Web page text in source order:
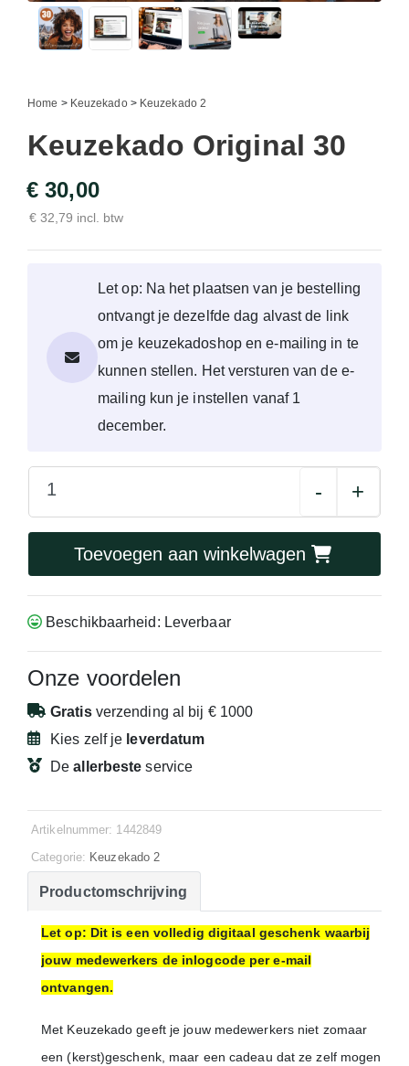
Home > Keuzekado> Keuzekado 2
Keuzekado Original 30
€ 30,00
€ 32,79 incl. btw
Let op: Na het plaatsen van je bestelling
ontvangt je dezelfde dag alvast de link
om je keuzekadoshop en e-mailing in te
kunnen stellen. Het versturen van de e-
mailing kun je instellen vanaf 1
december.
- +
Toevoegen aan winkelwagen
Beschikbaarheid: Leverbaar
Onze voordelen
Gratisverzending al bij € 1000
Kies zelf je leverdatum
Deallerbeste service
Artikelnummer: 1442849
Categorie: Keuzekado 2
Productomschrijving
Let op: Dit is een volledig digitaal geschenk waarbij
jouw medewerkers de inlogcode per e-mail
ontvangen.
Met Keuzekado geeft je jouw medewerkers niet zomaar
een (kerst)geschenk, maar een cadeau dat ze zelf mogen